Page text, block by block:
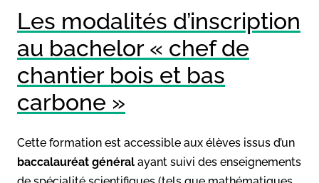
Les modalités d’inscription
au bachelor « chef de
chantier bois et bas
carbone »
Cette formation est accessible aux élèves issus d’un
baccalauréat général ayant suivi des enseignements